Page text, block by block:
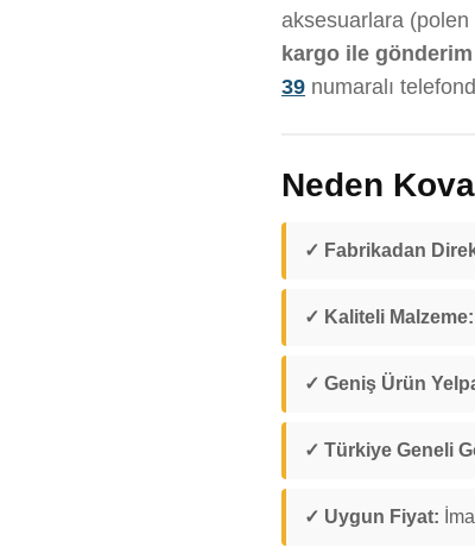
aksesuarlara
kargo ile gönderim
39 numaralı
Neden
✓ Fabrikadan
✓ Kaliteli Malzeme:
✓ Geniş Ürün
✓ Türkiye Geneli
✓ Uygun Fiyat: